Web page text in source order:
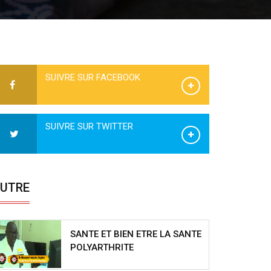
SUIVRE SUR FACEBOOK
SUIVRE SUR TWITTER
SANTE ET BIEN ETRE LA SANTE
POLYARTHRITE